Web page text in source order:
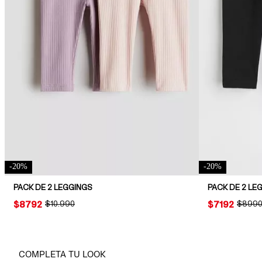
-20%
PACK DE 2 LEGGINGS
ORIGINAL PRICE:
$10.990
PRICE:
$8792
-20%
PACK DE 2
$8990
PRICE:
$7192
COMPLETA TU LOOK